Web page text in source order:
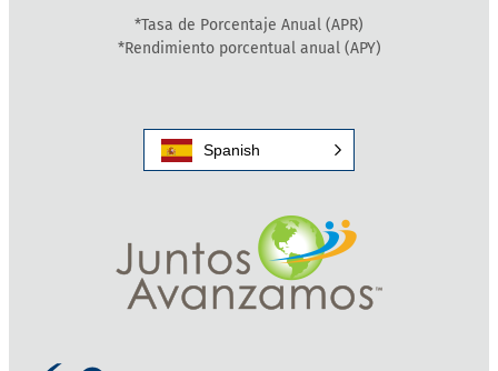
*Tasa de Porcentaje Anual (APR)
*Rendimiento porcentual anual (APY)
Spanish